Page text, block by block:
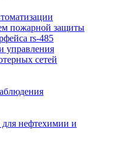
пожарной защиты
rs-485
управления
сетей
нефтехимии и